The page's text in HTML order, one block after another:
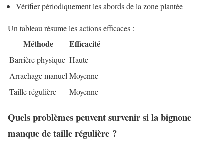
Vérifier périodiquement les abords de la zone plantée
Un tableau résume les actions efficaces :
Méthode Efficacité
Barrière physique Haute
Arrachage manuel Moyenne
Taille régulière
Moyenne
Quels problèmes peuvent survenir si la bignone
manque de taille régulière ?